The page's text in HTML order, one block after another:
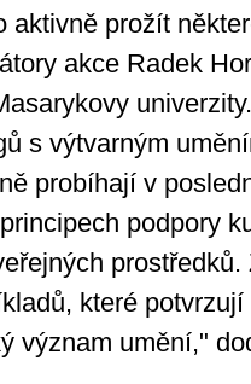
aktivně prožít
akce Radek
s výtvarným
probíhají v
podpory
prostředků.
které
význam umění,"